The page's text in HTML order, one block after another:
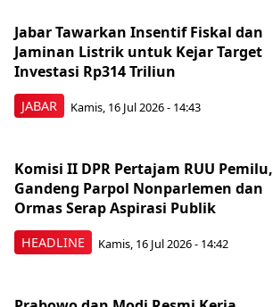
JABAR
Jabar Tawarkan Insentif Fiskal dan
Jaminan Listrik untuk Kejar Target
Investasi Rp314 Triliun
Kamis, 16 Jul 2026 - 14:43
HEADLINE
Komisi II DPR Pertajam RUU Pemilu,
Gandeng Parpol Nonparlemen dan
Ormas Serap Aspirasi Publik
Kamis, 16 Jul 2026 - 14:42